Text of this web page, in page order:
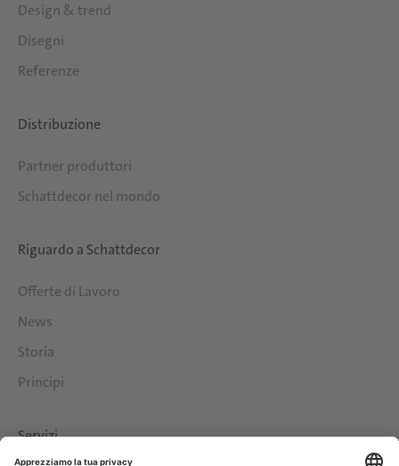
Design & trend
Disegni
Referenze
Distribuzione
Partner produttori
Schattdecor nel mondo
Riguardo a Schattdecor
Offerte di Lavoro
News
Storia
Principi
Servizi